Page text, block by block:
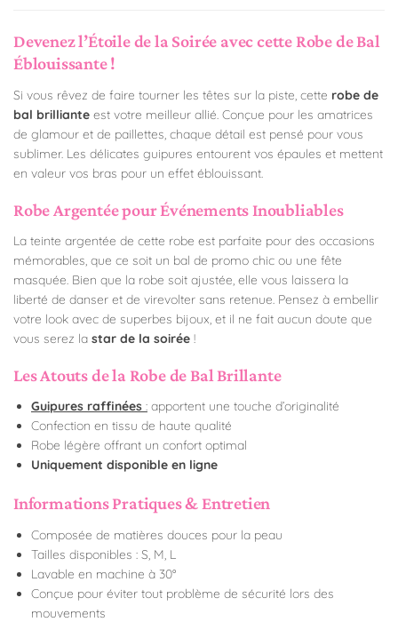
Devenez l’Étoile de la Soirée avec cette Robe de Bal
Éblouissante !
Si vous rêvez de faire tourner les têtes sur la piste, cette robe de
bal brilliante est votre meilleur allié. Conçue pour les amatrices
de glamour et de paillettes, chaque détail est pensé pour vous
sublimer. Les délicates guipures entourent vos épaules et mettent
en valeur vos bras pour un effet éblouissant.
Robe Argentée pour Événements Inoubliables
La teinte argentée de cette robe est parfaite pour des occasions
mémorables, que ce soit un bal de promo chic ou une fête
masquée. Bien que la robe soit ajustée, elle vous laissera la
liberté de danser et de virevolter sans retenue. Pensez à embellir
votre look avec de superbes bijoux, et il ne fait aucun doute que
vous serez la star de la soirée !
Les Atouts de la Robe de Bal Brillante
Guipures raffinées : apportent une touche d’originalité
Confection en tissu de haute qualité
Robe légère offrant un confort optimal
Uniquement disponible en ligne
Informations Pratiques & Entretien
Composée de matières douces pour la peau
Tailles disponibles : S, M, L
Lavable en machine à 30°
Conçue pour éviter tout problème de sécurité lors des
mouvements